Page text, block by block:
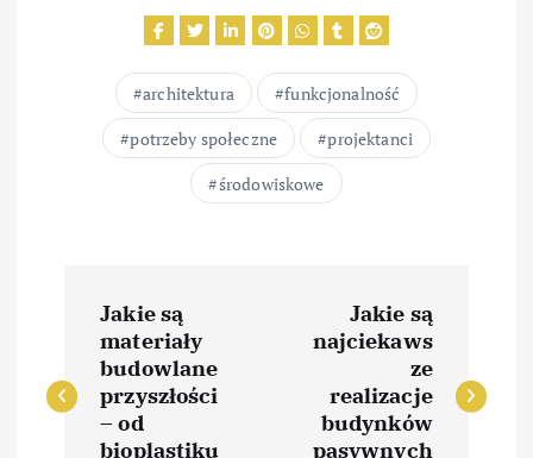
architektura
funkcjonalność
potrzeby społeczne
projektanci
środowiskowe
w
Jakie są
materiały
budowlane
przyszłości
– od
bioplastiku
Jakie są
najciekaws
ze
realizacje
budynków
pasywnych